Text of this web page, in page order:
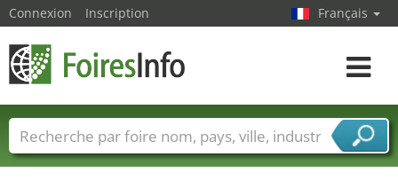
Connexion Inscription Français
Toggle
Foire noms Pays Villes
Secteurs de foire